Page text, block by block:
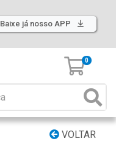
Baixe já nosso APP
0
VOLTAR